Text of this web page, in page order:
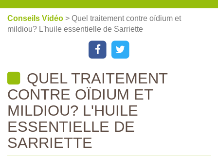
Conseils Vidéo > Quel traitement contre oïdium et
mildiou? L'huile essentielle de Sarriette
QUEL TRAITEMENT
CONTRE OÏDIUM ET
MILDIOU? L'HUILE
ESSENTIELLE DE
SARRIETTE